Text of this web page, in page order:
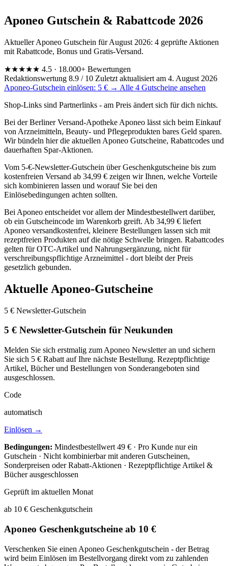
Aponeo Gutschein & Rabattcode 2026
Aktueller Aponeo Gutschein für August 2026: 4 geprüfte Aktionen
mit Rabattcode, Bonus und Gratis-Versand.
★★★★★ 4.5 · 18.000+ Bewertungen
Redaktionswertung 8.9 / 10 Zuletzt aktualisiert am 4. August 2026
Aponeo-Gutschein einlösen: 5 € → Alle 4 Gutscheine ansehen
Shop-Links sind Partnerlinks - am Preis ändert sich für dich nichts.
Bei der Berliner Versand-Apotheke Aponeo lässt sich beim Einkauf
von Arzneimitteln, Beauty- und Pflegeprodukten bares Geld sparen.
Wir bündeln hier die aktuellen Aponeo Gutscheine, Rabattcodes und
dauerhaften Spar-Aktionen.
Vom 5-€-Newsletter-Gutschein über Geschenkgutscheine bis zum
kostenfreien Versand ab 34,99 € zeigen wir Ihnen, welche Vorteile
sich kombinieren lassen und worauf Sie bei den
Einlösebedingungen achten sollten.
Bei Aponeo entscheidet vor allem der Mindestbestellwert darüber,
ob ein Gutscheincode im Warenkorb greift. Ab 34,99 € liefert
Aponeo versandkostenfrei, kleinere Bestellungen lassen sich mit
rezeptfreien Produkten auf die nötige Schwelle bringen. Rabattcodes
gelten für OTC-Artikel und Nahrungsergänzung, nicht für
verschreibungspflichtige Arzneimittel - dort bleibt der Preis
gesetzlich gebunden.
Aktuelle Aponeo-Gutscheine
5 € Newsletter-Gutschein
5 € Newsletter-Gutschein für Neukunden
Melden Sie sich erstmalig zum Aponeo Newsletter an und sichern
Sie sich 5 € Rabatt auf Ihre nächste Bestellung. Rezeptpflichtige
Artikel, Bücher und Bestellungen von Sonderangeboten sind
ausgeschlossen.
Code
automatisch
Einlösen →
Bedingungen: Mindestbestellwert 49 € · Pro Kunde nur ein
Gutschein · Nicht kombinierbar mit anderen Gutscheinen,
Sonderpreisen oder Rabatt-Aktionen · Rezeptpflichtige Artikel &
Bücher ausgeschlossen
Geprüft im aktuellen Monat
ab 10 € Geschenkgutschein
Aponeo Geschenkgutscheine ab 10 €
Verschenken Sie einen Aponeo Geschenkgutschein - der Betrag
wird beim Einlösen im Bestellvorgang direkt vom zu zahlenden